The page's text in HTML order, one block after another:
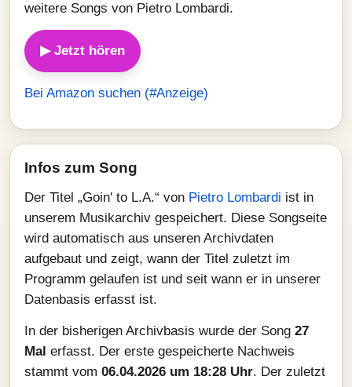
weitere Songs von Pietro Lombardi.
▶ Jetzt hören
Bei Amazon suchen (#Anzeige)
Infos zum Song
Der Titel „Goin' to L.A.“ von Pietro Lombardi ist in
unserem Musikarchiv gespeichert. Diese Songseite
wird automatisch aus unseren Archivdaten
aufgebaut und zeigt, wann der Titel zuletzt im
Programm gelaufen ist und seit wann er in unserer
Datenbasis erfasst ist.
In der bisherigen Archivbasis wurde der Song 27
Mal erfasst. Der erste gespeicherte Nachweis
stammt vom 06.04.2026 um 18:28 Uhr. Der zuletzt